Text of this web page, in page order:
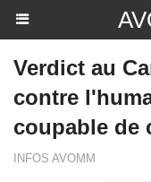
Verdict au
contre
coupable de
INFOS AVOMM